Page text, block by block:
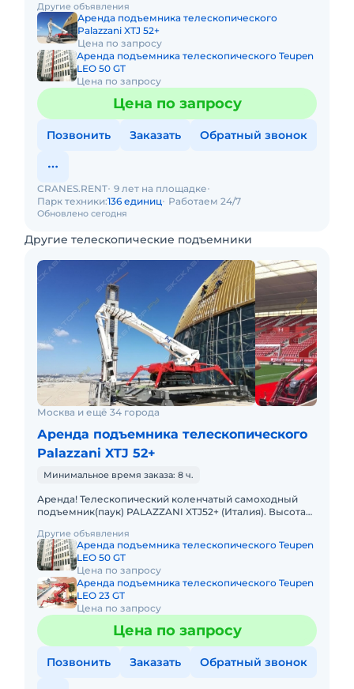
Дизель +
Другие объявления
Аренда подъемника телескопического
Palazzani XTJ 52+
Цена по запросу
Аренда подъемника телескопического Teupen
LEO 50 GT
Цена по запросу
Цена по запросу
Позвонить Заказать Обратный звонок
Обновлено сегодня
CRANES.RENT 9 лет на площадке
Парк техники:136 единиц Работаем 24/7
Другие телескопические подъемники
Москва и ещё 34 города
Аренда подъемника телескопического
Palazzani XTJ 52+
Минимальное время заказа: 8 ч.
Аренда! Телескопический коленчатый самоходный
подъемник(паук) PALAZZANI XTJ52+ (Италия). Высота
питания: Дизель + Э
Другие объявления
Аренда подъемника телескопического Teupen
LEO 50 GT
Цена по запросу
Аренда подъемника телескопического Teupen
LEO 23 GT
Цена по запросу
Цена по запросу
Позвонить Заказать Обратный звонок